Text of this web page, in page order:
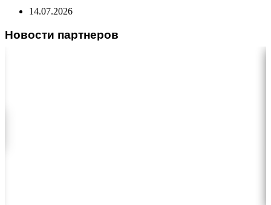
14.07.2026
Новости партнеров